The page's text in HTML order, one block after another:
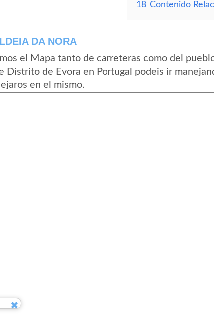
18 Contenido
DA NORA
el Mapa tanto de carreteras como del
Distrito de Evora en Portugal podeis ir
en el mismo.